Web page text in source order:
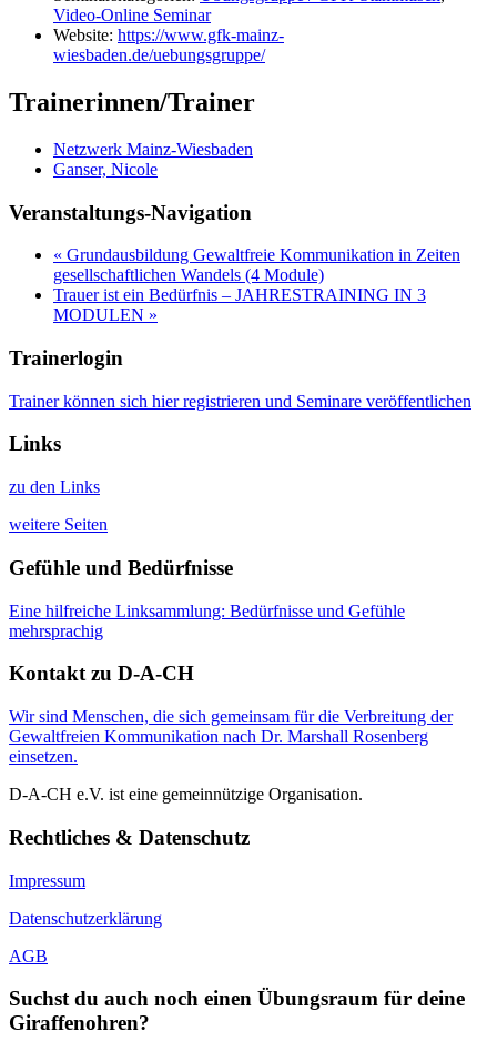
Video-Online Seminar
Website: https://www.gfk-mainz-
wiesbaden.de/uebungsgruppe/
Trainerinnen/Trainer
Netzwerk Mainz-Wiesbaden
Ganser, Nicole
Veranstaltungs-Navigation
« Grundausbildung Gewaltfreie Kommunikation in Zeiten
gesellschaftlichen Wandels (4 Module)
Trauer ist ein Bedürfnis – JAHRESTRAINING IN 3
MODULEN »
Trainerlogin
Trainer können sich hier registrieren und Seminare veröffentlichen
Links
zu den Links
weitere Seiten
Gefühle und Bedürfnisse
Eine hilfreiche Linksammlung: Bedürfnisse und Gefühle
mehrsprachig
Kontakt zu D-A-CH
Wir sind Menschen, die sich gemeinsam für die Verbreitung der
Gewaltfreien Kommunikation nach Dr. Marshall Rosenberg
einsetzen.
D-A-CH e.V. ist eine gemeinnützige Organisation.
Rechtliches & Datenschutz
Impressum
Datenschutzerklärung
AGB
Suchst du auch noch einen Übungsraum für deine
Giraffenohren?